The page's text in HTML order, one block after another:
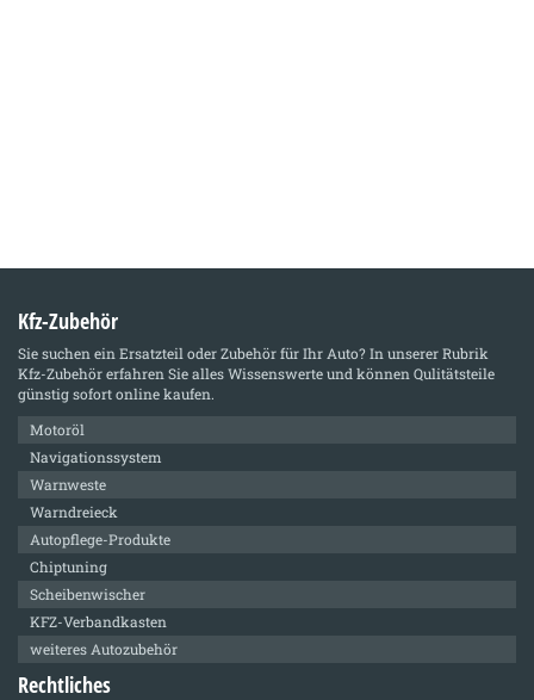
Kfz-Zubehör
Sie suchen ein Ersatzteil oder Zubehör für Ihr Auto? In unserer Rubrik
Kfz-Zubehörerfahren Sie alles Wissenswerte und können Qulitätsteile
günstig sofort online kaufen.
Motoröl
Navigationssystem
Warnweste
Warndreieck
Autopflege-Produkte
Chiptuning
Scheibenwischer
KFZ-Verbandkasten
weiteres Autozubehör
Rechtliches